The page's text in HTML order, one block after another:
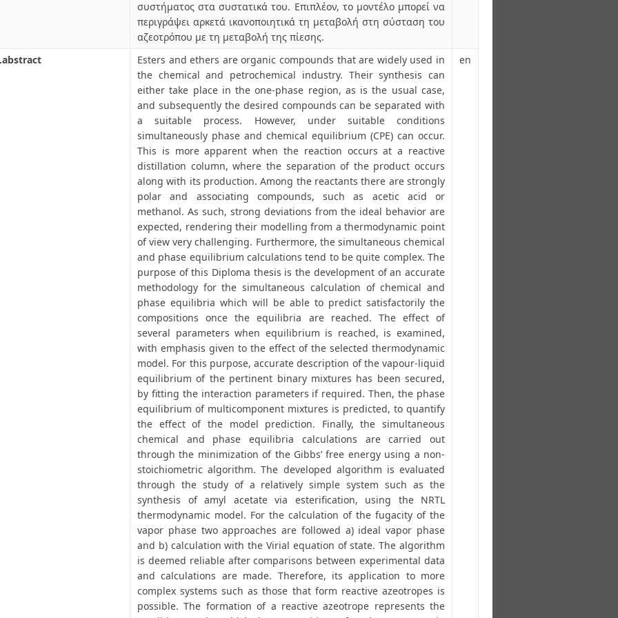
συστήματος στα συστατικά του. Επιπλέον, το μοντέλο μπορεί να
περιγράψει αρκετά ικανοποιητικά τη μεταβολή στη σύσταση του
αζεοτρόπου με τη μεταβολή της πίεσης.
Esters and ethers are organic compounds that are widely used in
the chemical and petrochemical industry. Their synthesis can
either take place in the one-phase region, as is the usual case,
and subsequently the desired compounds can be separated with
a suitable process. However, under suitable conditions
simultaneously phase and chemical equilibrium (CPE) can occur.
This is more apparent when the reaction occurs at a reactive
distillation column, where the separation of the product occurs
along with its production. Among the reactants there are strongly
polar and associating compounds, such as acetic acid or
methanol. As such, strong deviations from the ideal behavior are
expected, rendering their modelling from a thermodynamic point
of view very challenging. Furthermore, the simultaneous chemical
and phase equilibrium calculations tend to be quite complex. The
purpose of this Diploma thesis is the development of an accurate
methodology for the simultaneous calculation of chemical and
phase equilibria which will be able to predict satisfactorily the
compositions once the equilibria are reached. The effect of
several parameters when equilibrium is reached, is examined,
with emphasis given to the effect of the selected thermodynamic
model. For this purpose, accurate description of the vapour-liquid
equilibrium of the pertinent binary mixtures has been secured,
by fitting the interaction parameters if required. Then, the phase
equilibrium of multicomponent mixtures is predicted, to quantify
the effect of the model prediction. Finally, the simultaneous
chemical and phase equilibria calculations are carried out
through the minimization of the Gibbs’ free energy using a non-
stoichiometric algorithm. The developed algorithm is evaluated
through the study of a relatively simple system such as the
synthesis of amyl acetate via esterification, using the NRTL
thermodynamic model. For the calculation of the fugacity of the
vapor phase two approaches are followed a) ideal vapor phase
and b) calculation with the Virial equation of state. The algorithm
is deemed reliable after comparisons between experimental data
and calculations are made. Therefore, its application to more
complex systems such as those that form reactive azeotropes is
possible. The formation of a reactive azeotrope represents the
en